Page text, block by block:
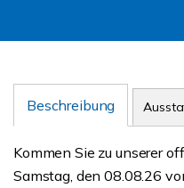
Beschreibung
Kommen Sie zu unserer
Samstag, den 08.08.26